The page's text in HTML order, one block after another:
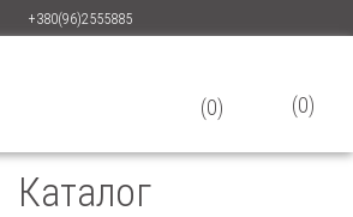
+380(96)2555885
(0) (0)
Каталог